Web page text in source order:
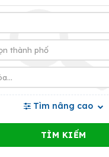
Tìm nâng cao